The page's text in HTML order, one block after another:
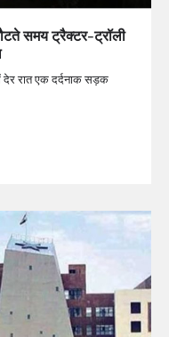
समय ट्रैक्टर-ट्रॉली
रात एक दर्दनाक सड़क